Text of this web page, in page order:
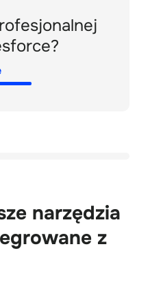
narzędzia
z